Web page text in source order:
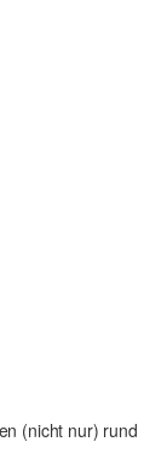
(nicht nur) rund